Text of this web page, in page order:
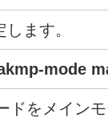
ます。
mode
ドをメイン